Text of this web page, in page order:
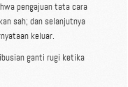
pengajuan tata cara
sah; dan selanjutnya
keluar.
ganti rugi ketika